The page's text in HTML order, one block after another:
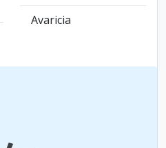
Avaricia